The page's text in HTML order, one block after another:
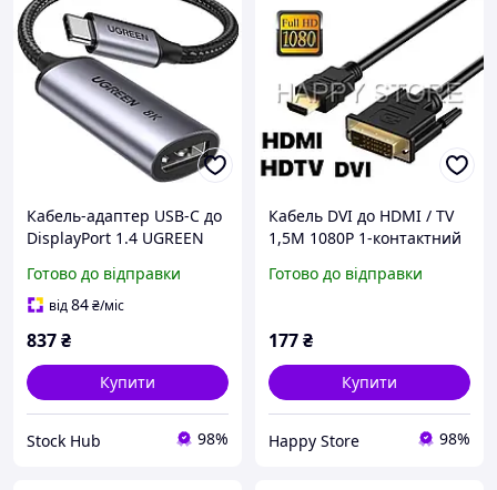
Кабель-адаптер USB-C до
DisplayPort 1.4 UGREEN
пристроїв з USB-C до
дисплеїв із DisplayPort
Готово до відправки
від84₴/міс
837₴
Купити
Stock Hub 98%
Кабель DVI до HDMI / TV
1,5M 1080P 1-контактний
BOX DVD PC проєктор
Готово до відправки
177₴
Купити
Happy Store 98%